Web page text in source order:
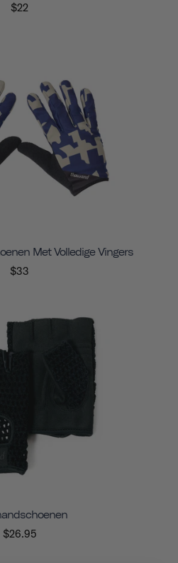
$22
Met Volledige Vingers
$33
$26.95